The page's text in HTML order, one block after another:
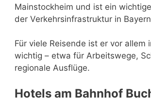
Mainstockheim und ist ein
der Verkehrsinfrastruktur in
Für viele Reisende ist er vor allem
wichtig – etwa für Arbeitswege,
regionale Ausflüge.
Hotels am Bahnhof